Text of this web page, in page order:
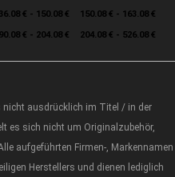
€ - 150.08 €
150.08 € - 163.08 €
€ - 204.08 € 204.08 € - 526.08 €
nicht ausdrücklich im Titel / in der
es sich nicht um Originalzubehör,
aufgeführten Firmen-, Markennamen
Herstellers und dienen lediglich